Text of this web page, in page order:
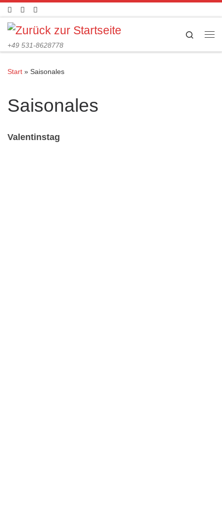
Zum Inhalt springen
+49 531-8628778
Search
Start » Saisonales
Saisonales
Valentinstag